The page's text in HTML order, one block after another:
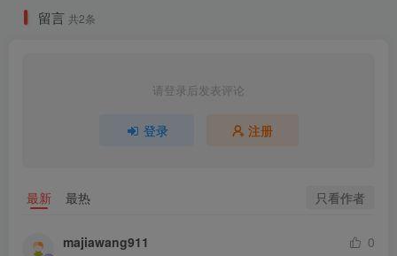
留言 共2条
请登录后发表评论
登录 注册
最新 最热 只看作者
majiawang911
0